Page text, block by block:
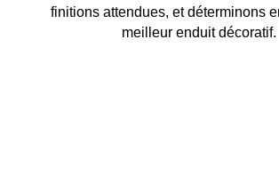
finitions attendues, et déterminons
meilleur enduit décoratif.